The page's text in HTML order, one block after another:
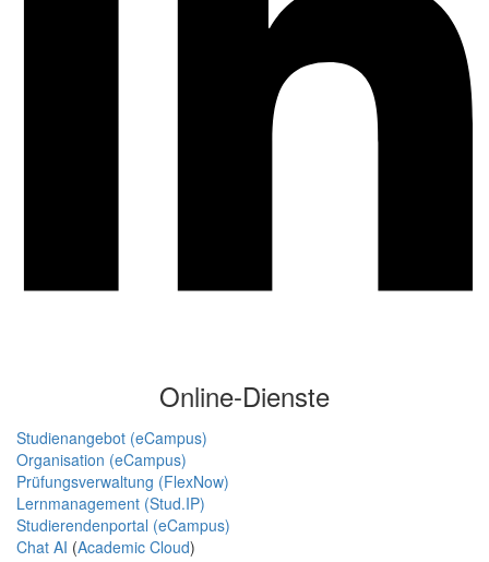
Online-Dienste
Studienangebot (eCampus)
Organisation (eCampus)
Prüfungsverwaltung (FlexNow)
Lernmanagement (Stud.IP)
Studierendenportal (eCampus)
Chat AI (Academic Cloud)